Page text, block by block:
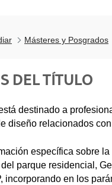
Másteres y Posgrados
DEL TÍTULO
destinado a
diseño relacionados
específica sobre
parque residencial,
incorporando en los